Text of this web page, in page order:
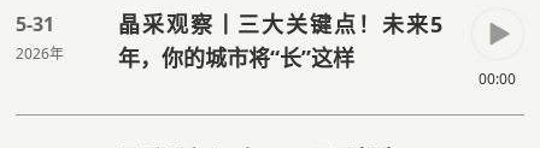
5-31
2026年
晶采观察丨三大关键点！未来5
年，你的城市将“长”这样
00:00